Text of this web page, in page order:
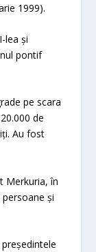
1999).
lea și
pontif
pe scara
de
Au fost
Merkuria, în
și